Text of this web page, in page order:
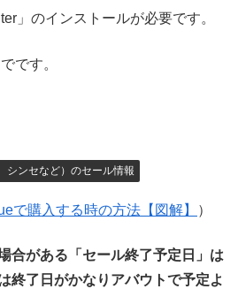
」のインストールが必要です。
です。
シンセなど）のセール情報
で購入する時の方法【図解】 ）
合がある「セール終了予定日」は
終了日がかなりアバウトで予定よ